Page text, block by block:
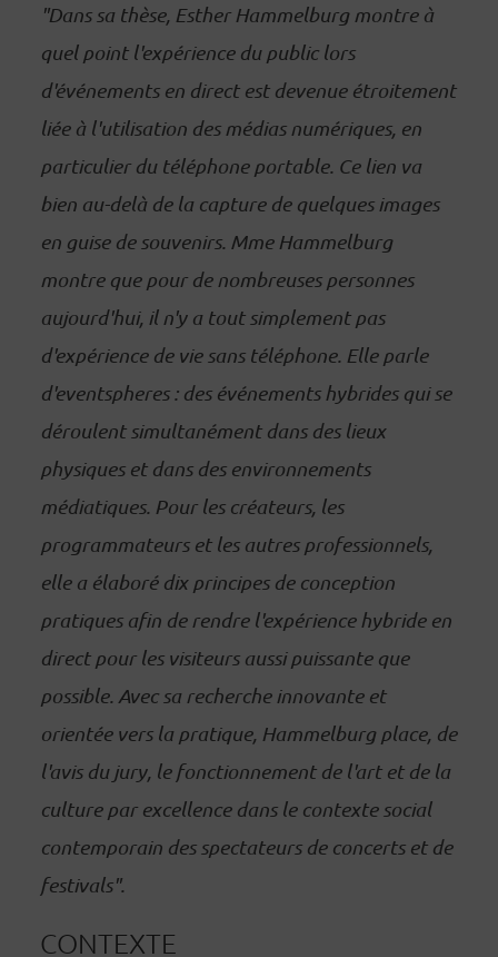
"Dans sa thèse, Esther Hammelburg montre à
quel point l'expérience du public lors
d'événements en direct est devenue étroitement
liée à l'utilisation des médias numériques, en
particulier du téléphone portable. Ce lien va
bien au-delà de la capture de quelques images
en guise de souvenirs. Mme Hammelburg
montre que pour de nombreuses personnes
aujourd'hui, il n'y a tout simplement pas
d'expérience de vie sans téléphone. Elle parle
d'eventspheres : des événements hybrides qui se
déroulent simultanément dans des lieux
physiques et dans des environnements
médiatiques. Pour les créateurs, les
programmateurs et les autres professionnels,
elle a élaboré dix principes de conception
pratiques afin de rendre l'expérience hybride en
direct pour les visiteurs aussi puissante que
possible. Avec sa recherche innovante et
orientée vers la pratique, Hammelburg place, de
l'avis du jury, le fonctionnement de l'art et de la
culture par excellence dans le contexte social
contemporain des spectateurs de concerts et de
festivals".
CONTEXTE